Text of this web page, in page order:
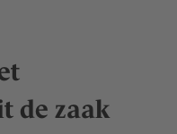
de zaak